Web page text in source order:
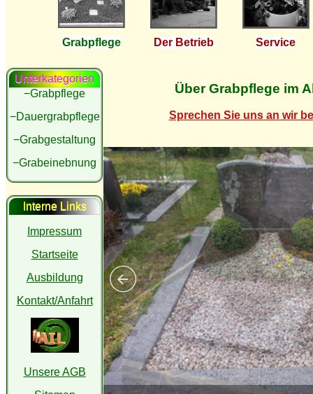
Grabpflege Der Betrieb Service
Unterkategorien
−Grabpflege
−Dauergrabpflege
−Grabgestaltung
−Grabeinebnung
Interne Links
Impressum
Startseite
Ausbildung
Kontakt/Anfahrt
Unsere AGB
Über Grabpflege im
Sprechen Sie uns an wir